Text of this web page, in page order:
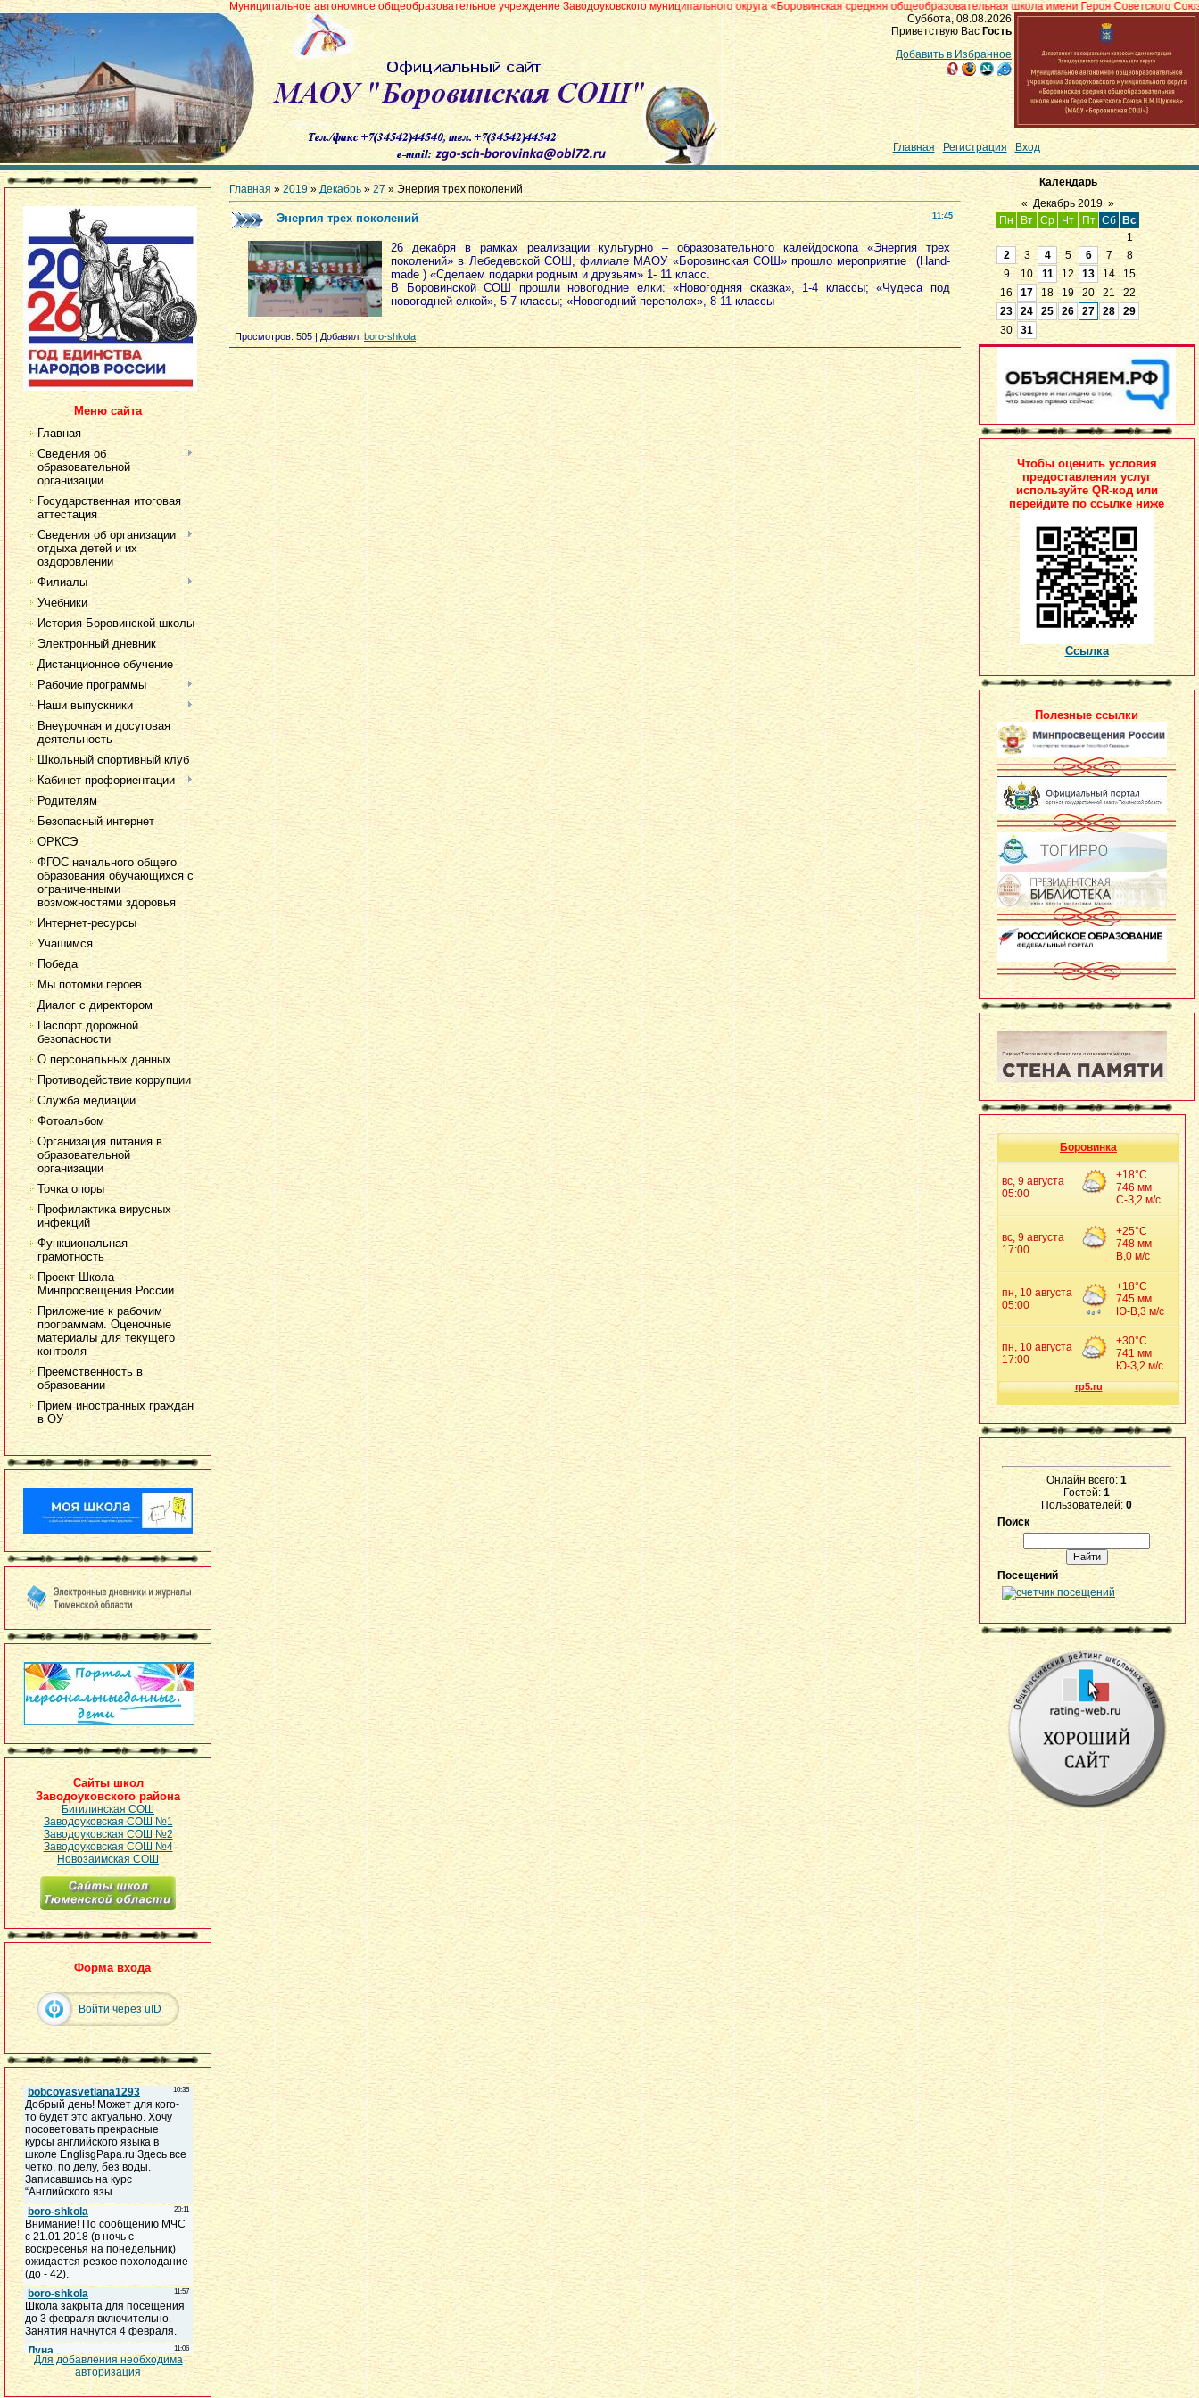
Муниципальное автономное общеобразовательное учреждение Заводоуковского муниципального округа «Боровинская средняя общеобразовательная школа имени Героя Советского Союза
Суббота, 08.08.2026
Приветствую Вас Гость
Добавить в Избранное
Главная Регистрация Вход
Меню сайта
Главная
Сведения об
образовательной
организации
Государственная итоговая
аттестация
Сведения об организации
отдыха детей и их
оздоровлении
Филиалы
Учебники
История Боровинской школы
Электронный дневник
Дистанционное обучение
Рабочие программы
Наши выпускники
Внеурочная и досуговая
деятельность
Школьный спортивный клуб
Кабинет профориентации
Родителям
Безопасный интернет
ОРКСЭ
ФГОС начального общего
образования обучающихся с
ограниченными
возможностями здоровья
Интернет-ресурсы
Учашимся
Победа
Мы потомки героев
Диалог с директором
Паспорт дорожной
безопасности
О персональных данных
Противодействие коррупции
Служба медиации
Фотоальбом
Организация питания в
образовательной
организации
Точка опоры
Профилактика вирусных
инфекций
Функциональная
грамотность
Проект Школа
Минпросвещения России
Приложение к рабочим
программам. Оценочные
материалы для текущего
контроля
Преемственность в
образовании
Приём иностранных граждан
в ОУ
Сайты школ
Заводоуковского района
Бигилинская СОШ
Заводоуковская СОШ №1
Заводоуковская СОШ №2
Заводоуковская СОШ №4
Новозаимская СОШ
Форма входа
Войти через uID
Для добавления необходима
авторизация
Главная » 2019 » Декабрь » 27 » Энергия трех поколений
11:45
Энергия трех поколений
26 декабря в рамках реализации культурно – образовательного калейдоскопа «Энергия трех
поколений» в Лебедевской СОШ, филиале МАОУ «Боровинская СОШ» прошло мероприятие (Hand-
made ) «Сделаем подарки родным и друзьям» 1- 11 класс.
В Боровинской СОШ прошли новогодние елки:«Новогодняя сказка», 1-4 классы; «Чудеса под
новогодней елкой», 5-7 классы; «Новогодний переполох», 8-11 классы
Просмотров: 505 | Добавил: boro-shkola
Календарь
« Декабрь 2019 »
Пн
Вт Ср Чт Пт Сб
Вс
1
2
3 4 5 6 7
8
9
10 11 12 13 14
15
16
17 18 19 20 21
22
23
24 25 26 27 28
29
30
31
Чтобы оценить условия
предоставления услуг
используйте QR-код или
перейдите по ссылке ниже
Ссылка
Полезные ссылки
Боровинка
Онлайн всего: 1
Гостей: 1
Пользователей:0
Поиск
Посещений